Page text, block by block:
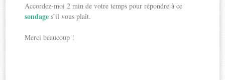
Accordez-moi 2 min de votre temps pour répondre à ce
sondages’il vous plaît.
Merci beaucoup !